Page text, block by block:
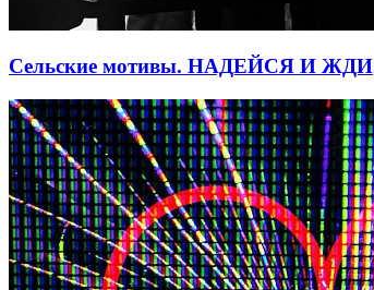
Сельские мотивы. НАДЕЙСЯ И ЖДИ